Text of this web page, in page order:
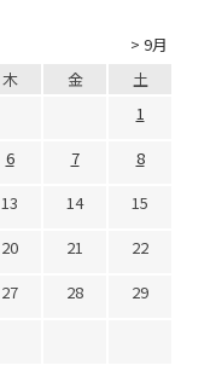
> 9月
木 金
土
1
6 7
8
13 14
15
20 21
22
27 28
29